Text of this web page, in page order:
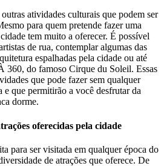
atividades culturais que podem ser
para quem pretende fazer uma
tem muito a oferecer. É possível
de rua, contemplar algumas das
espalhadas pela cidade ou até
360, do famoso Cirque du Soleil. Essas
que pode fazer sem qualquer
e que permitirão a você desfrutar da
dorme.
oferecidas pela cidade
para ser visitada em qualquer época do
de atrações que oferece. De